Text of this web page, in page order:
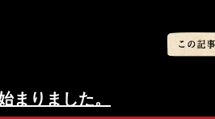
まりました。